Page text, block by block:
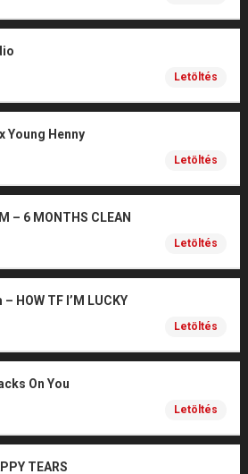
Letöltés
Young Henny
Letöltés
– 6 MONTHS CLEAN
Letöltés
HOW TF I’M LUCKY
Letöltés
On You
Letöltés
TEARS